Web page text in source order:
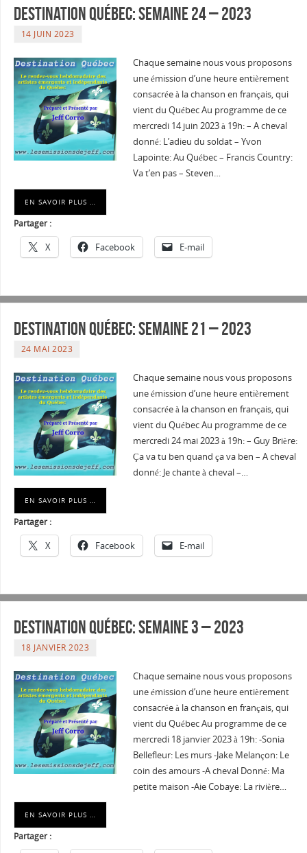
Destination Québec: Semaine 24 – 2023
14 JUIN 2023
Chaque semaine nous vous proposons
une émission d’une heure entièrement
consacrée à la chanson en français, qui
vient du Québec Au programme de ce
mercredi 14 juin 2023 à 19h: – A cheval
donné: L’adieu du soldat – Yvon
Lapointe: Au Québec – Francis Country:
Va t’en pas – Steven…
EN SAVOIR PLUS …
Partager :
X Facebook E-mail
Destination Québec: Semaine 21 – 2023
24 MAI 2023
Chaque semaine nous vous proposons
une émission d’une heure entièrement
consacrée à la chanson en français, qui
vient du Québec Au programme de ce
mercredi 24 mai 2023 à 19h: – Guy Brière:
Ça va tu ben quand ça va ben – A cheval
donné: Je chante à cheval –…
EN SAVOIR PLUS …
Partager :
X Facebook E-mail
Destination Québec: Semaine 3 – 2023
18 JANVIER 2023
Chaque semaine nous vous proposons
une émission d’une heure entièrement
consacrée à la chanson en français, qui
vient du Québec Au programme de ce
mercredi 18 janvier 2023 à 19h: -Sonia
Bellefleur: Les murs -Jake Melançon: Le
coin des amours -A cheval Donné: Ma
petite maison -Aie Cobaye: La rivière…
EN SAVOIR PLUS …
Partager :